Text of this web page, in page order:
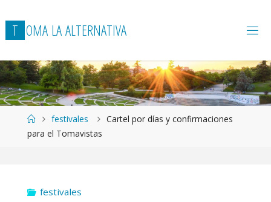
T OMA LAALTERNATIVA
Página
de
festivales
Cartel por días y confirmaciones
para el Tomavistas
festivales